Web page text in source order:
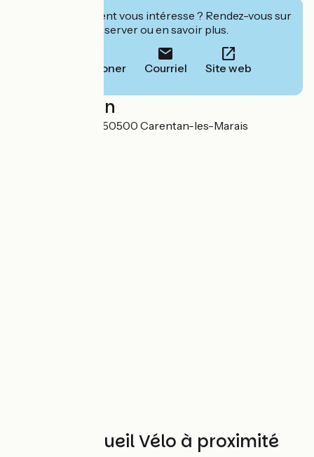
Cet établissement vous intéresse ? Rendez-vous sur
leur site pour réserver ou en savoir plus.
Téléphoner Courriel Site web
Localisation
179 rue du Mesnil 50500 Carentan-les-Marais
Autres Accueil Vélo à proximité